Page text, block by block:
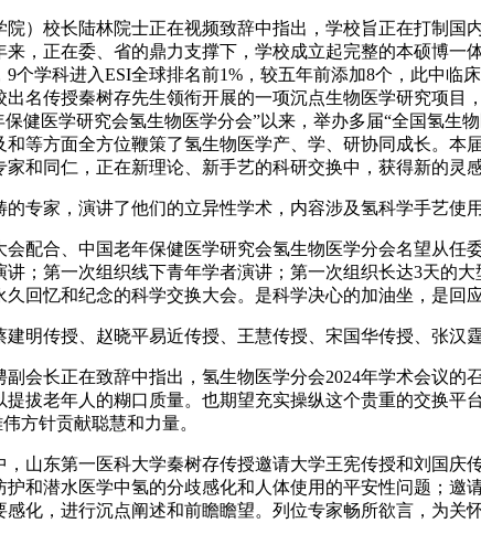
校长陆林院士正在视频致辞中指出，学校旨正在打制国
，正在委、省的鼎力支撑下，学校成立起完整的本硕博
9个学科进入ESI全球排名前1%，较五年前添加8个，此中
名传授秦树存先生领衔开展的一项沉点生物医学研究项
保健医学研究会氢生物医学分会”以来，举办多届“全国氢
等方面全方位鞭策了氢生物医学产、学、研协同成长。
和同仁，正在新理论、新手艺的科研交换中，获得新的灵
家，演讲了他们的立异性学术，内容涉及氢科学手艺使
合、中国老年保健医学研究会氢生物医学分会名望从任
；第一次组织线下青年学者演讲；第一次组织长达3天的
回忆和纪念的科学交换大会。是科学决心的加油坐，是回
传授、赵晓平易近传授、王慧传授、宋国华传授、张汉
长正在致辞中指出，氢生物医学分会2024年学术会议的
拔老年人的糊口质量。也期望充实操纵这个贵重的交换
方针贡献聪慧和力量。
东第一医科大学秦树存传授邀请大学王宪传授和刘国庆
和潜水医学中氢的分歧感化和人体使用的平安性问题；
化，进行沉点阐述和前瞻瞻望。列位专家畅所欲言，为关